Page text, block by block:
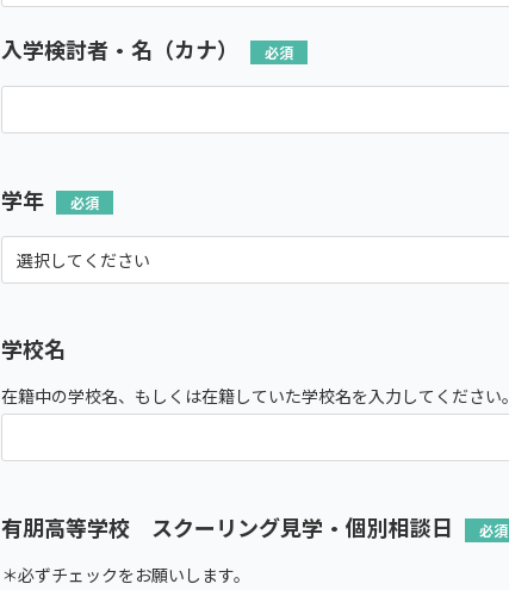
入学検討者・名（カナ）
学年
学校名
在籍中の学校名、もしくは在籍していた学校名を入力してください。
有朋高等学校 スクーリング見学・個別相談日
＊必ずチェックをお願いします。